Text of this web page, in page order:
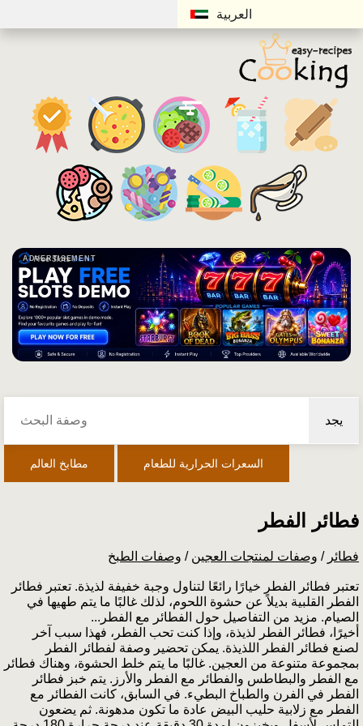
العربية
ADVERTISEMENT
يجد
مطابخ العالم السعرات الحرارية للطعام
فطائر الفطر
وصفات الطبخ / وصفات لمنتجات العجين / فطائر
تعتبر فطائر الفطر خيارًا رائعًا لتناول وجبة خفيفة لذيذة. تعتبر فطائر
الفطر القلبية بديلاً عن حشوة اللحوم، لذلك غالبًا ما يتم طهيها في
الصيام. مزيد من التفاصيل حول الفطائر مع الفطر...
أخيرًا، فطائر الفطر لذيذة، وإذا كنت تحب الفطر، فهذا سبب آخر
لصنع فطائر الفطر اللذيذة. يمكن تحضير وصفة لفطائر الفطر
بمجموعة متنوعة من العجين. غالبًا ما يتم خلط الحشوة، وهناك فطائر
مع الفطر والبطاطس والفطائر مع الفطر والأرز. يتم خبز فطائر
الفطر في الفرن والطباخ البطيء. في السابق، كانت الفطائر مع
الفطر مع زلابية حليب البيض عادة ما تكون مدهونة. ثم يضعون